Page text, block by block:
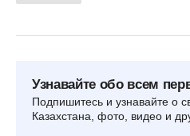
Узнавайте обо всем
Подпишитесь и узнавайте о
Казахстана, фото, видео и